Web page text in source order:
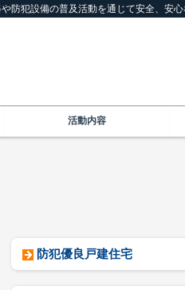
犯設備の普及活動を通じて安全、安心
活動内容
防犯優良戸建住宅